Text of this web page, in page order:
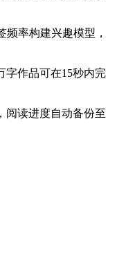
率构建兴趣模型，
字作品可在15秒内完
阅读进度自动备份至